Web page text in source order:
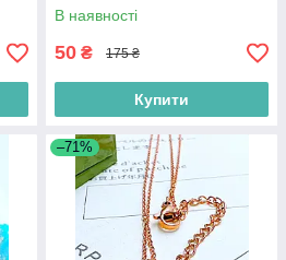
В наявності
50 ₴ 175 ₴
Купити
–71%